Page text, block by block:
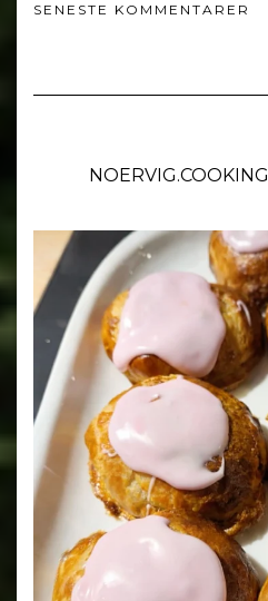
SENESTE KOMMENTARER
NOERVIG.COOKING